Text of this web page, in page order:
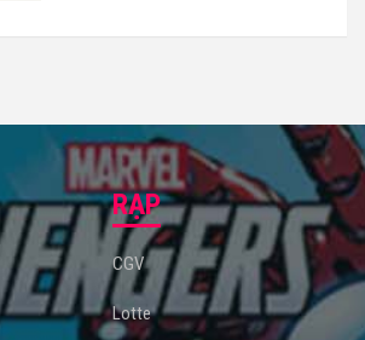
RẠP
CGV
Lotte